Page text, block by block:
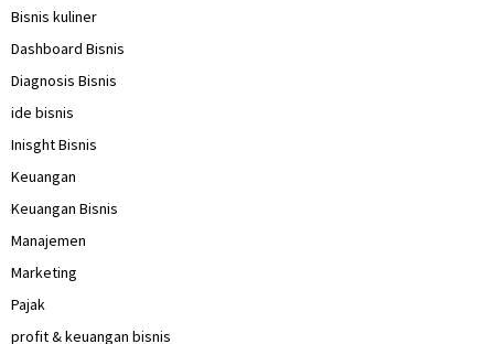
Bisnis kuliner
Dashboard Bisnis
Diagnosis Bisnis
ide bisnis
Inisght Bisnis
Keuangan
Keuangan Bisnis
Manajemen
Marketing
Pajak
profit & keuangan bisnis